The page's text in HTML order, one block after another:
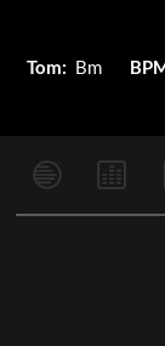
Tom: Bm